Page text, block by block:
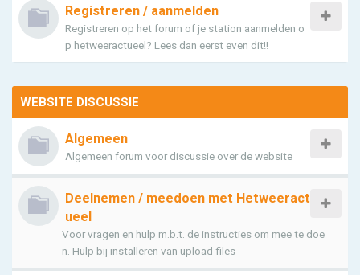
Registreren / aanmelden
Registreren op het forum of je station aanmelden o
p hetweeractueel? Lees dan eerst even dit!!
WEBSITE DISCUSSIE
Algemeen
Algemeen forum voor discussie over de website
Deelnemen / meedoen met Hetweeract
ueel
Voor vragen en hulp m.b.t. de instructies om mee te doe
n. Hulp bij installeren van upload files